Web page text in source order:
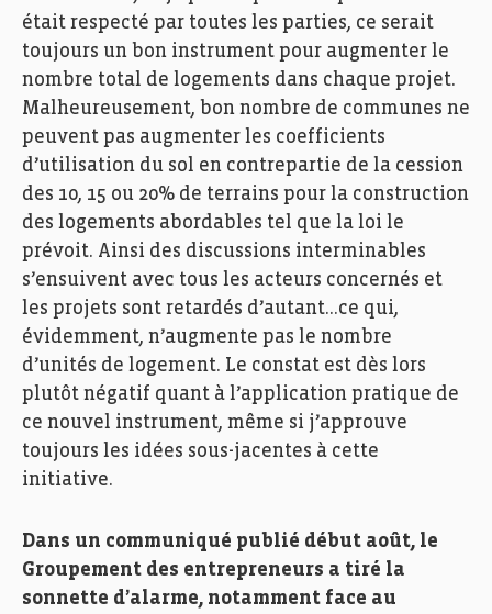
était respecté par toutes les parties, ce serait
toujours un bon instrument pour augmenter le
nombre total de logements dans chaque projet.
Malheureusement, bon nombre de communes ne
peuvent pas augmenter les coefficients
d’utilisation du sol en contrepartie de la cession
des 10, 15 ou 20% de terrains pour la construction
des logements abordables tel que la loi le
prévoit. Ainsi des discussions interminables
s’ensuivent avec tous les acteurs concernés et
les projets sont retardés d’autant…ce qui,
évidemment, n’augmente pas le nombre
d’unités de logement. Le constat est dès lors
plutôt négatif quant à l’application pratique de
ce nouvel instrument, même si j’approuve
toujours les idées sous-jacentes à cette
initiative.
Dans un communiqué publié début août, le
Groupement des entrepreneurs a tiré la
sonnette d’alarme, notamment face au